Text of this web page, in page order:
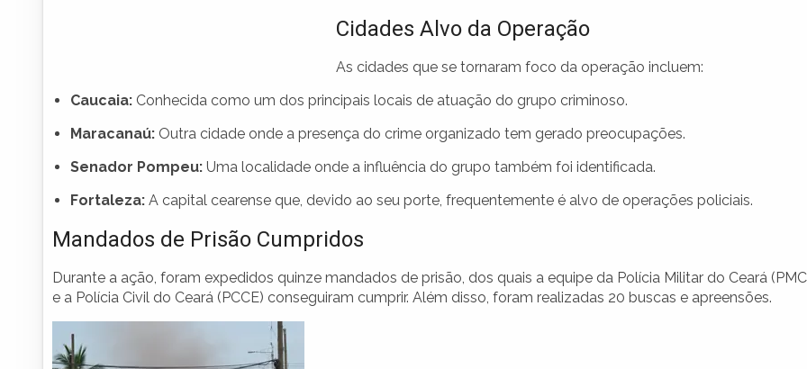
Cidades Alvo da Operação
As cidades que se tornaram foco da operação incluem:
Caucaia: Conhecida como um dos principais locais de atuação do grupo criminoso.
Maracanaú: Outra cidade onde a presença do crime organizado tem gerado preocupações.
Senador Pompeu: Uma localidade onde a influência do grupo também foi identificada.
Fortaleza: A capital cearense que, devido ao seu porte, frequentemente é alvo de operações policiais.
Mandados de Prisão Cumpridos
Durante a ação, foram expedidos quinze mandados de prisão, dos quais a equipe da Polícia Militar do Ceará
e a Polícia Civil do Ceará (PCCE) conseguiram cumprir. Além disso, foram realizadas 20 buscas e apreensões.